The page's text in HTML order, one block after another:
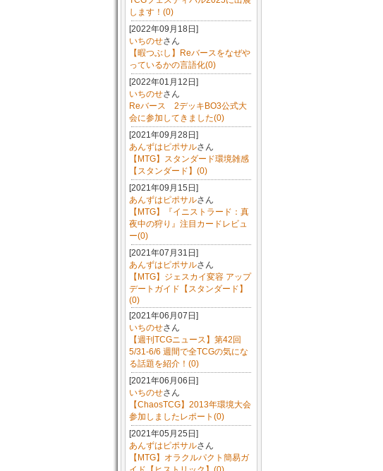
します！(0)
[2022年09月18日]
いちのせさん
【暇つぶし】Reバースをなぜや
っているかの言語化(0)
[2022年01月12日]
いちのせさん
Reバース 2デッキBO3公式大
会に参加してきました(0)
[2021年09月28日]
あんずはピポサルさん
【MTG】スタンダード環境雑感
【スタンダード】(0)
[2021年09月15日]
あんずはピポサルさん
【MTG】『イニストラード：真
夜中の狩り』注目カードレビュ
ー(0)
[2021年07月31日]
あんずはピポサルさん
【MTG】ジェスカイ変容 アップ
デートガイド【スタンダード】
(0)
[2021年06月07日]
いちのせさん
【週刊TCGニュース】第42回
5/31-6/6 週間で全TCGの気にな
る話題を紹介！(0)
[2021年06月06日]
いちのせさん
【ChaosTCG】2013年環境大会
参加しましたレポート(0)
[2021年05月25日]
あんずはピポサルさん
【MTG】オラクルパクト簡易ガ